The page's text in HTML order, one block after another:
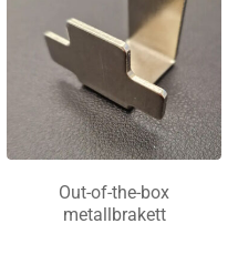
LEGG I
Out-of-the-box
metallbrakett